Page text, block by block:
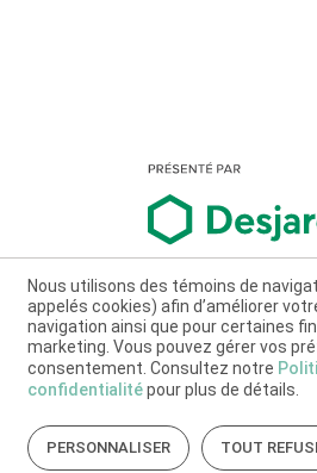
Nous utilisons des témoins de
appelés cookies) afin d’améliorer
navigation ainsi que pour certaines
marketing. Vous pouvez gérer vos
consentement. Consultez notre
confidentialitépour plus de détails.
PERSONNALISER TOUT